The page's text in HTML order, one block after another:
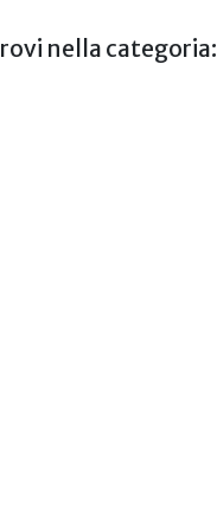
nella categoria: